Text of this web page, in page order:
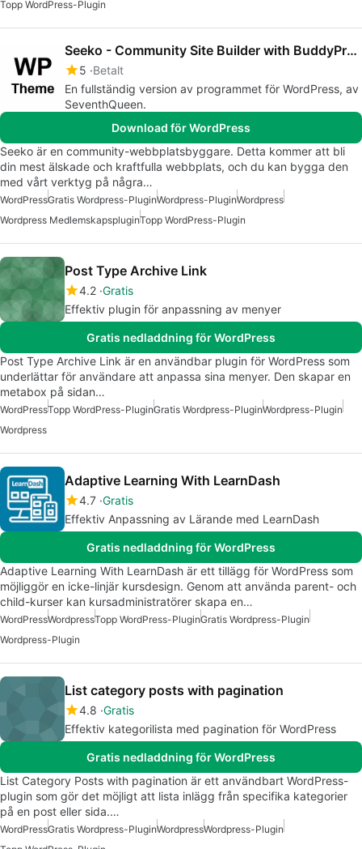
Topp WordPress-Plugin
Seeko - Community Site Builder with BuddyPress SuperPowers
5 Betalt
En fullständig version av programmet för WordPress, av
SeventhQueen.
Download för WordPress
Seeko är en community-webbplatsbyggare. Detta kommer att bli
din mest älskade och kraftfulla webbplats, och du kan bygga den
med vårt verktyg på några…
WordPressGratis Wordpress-PluginWordpress-PluginWordpress
Wordpress MedlemskapspluginTopp WordPress-Plugin
Post Type Archive Link
4.2 Gratis
Effektiv plugin för anpassning av menyer
Gratis nedladdning för WordPress
Post Type Archive Link är en användbar plugin för WordPress som
underlättar för användare att anpassa sina menyer. Den skapar en
metabox på sidan…
WordPressTopp WordPress-PluginGratis Wordpress-PluginWordpress-Plugin
Wordpress
Adaptive Learning With LearnDash
4.7 Gratis
Effektiv Anpassning av Lärande med LearnDash
Gratis nedladdning för WordPress
Adaptive Learning With LearnDash är ett tillägg för WordPress som
möjliggör en icke-linjär kursdesign. Genom att använda parent- och
child-kurser kan kursadministratörer skapa en…
WordPressWordpressTopp WordPress-PluginGratis Wordpress-Plugin
Wordpress-Plugin
List category posts with pagination
4.8 Gratis
Effektiv kategorilista med pagination för WordPress
Gratis nedladdning för WordPress
List Category Posts with pagination är ett användbart WordPress-
plugin som gör det möjligt att lista inlägg från specifika kategorier
på en post eller sida.…
WordPressGratis Wordpress-PluginWordpressWordpress-Plugin